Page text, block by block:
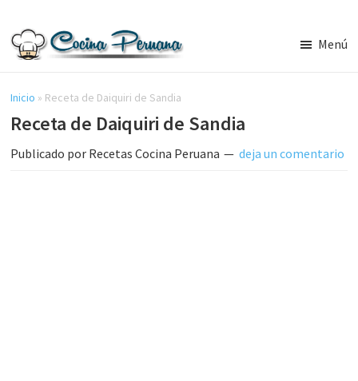
contenido
lateral
principal
Cocina
Peruana,
Recetas
de
Comida
Menú
Inicio » Receta de Daiquiri de Sandia
Receta de Daiquiri de Sandia
Publicado por Recetas Cocina Peruana deja un comentario